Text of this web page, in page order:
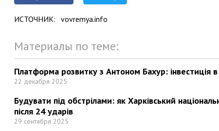
ИСТОЧНИК: vovremya.info
Материалы по теме:
Платформа розвитку з Антоном Бахур: інвестиція в
22 декабря 2025
Будувати під обстрілами: як Харківський
після 24 ударів
29 сентября 2025